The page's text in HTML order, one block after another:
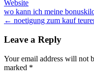
Website
Post
navigation
wo kann ich meine
← noetigung zum kauf
Leave a Reply
Your email address will not
marked *